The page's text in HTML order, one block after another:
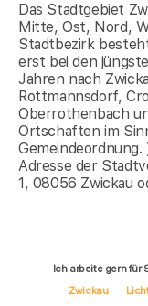
Das Stadtgebiet
Mitte, Ost, Nord,
Stadtbezirk
erst bei den
Jahren nach
Rottmannsdorf,
Oberrothenbach
Ortschaften im
Adresse der
1, 08056 Zwickau
Ich arbeite gern für
Zwickau